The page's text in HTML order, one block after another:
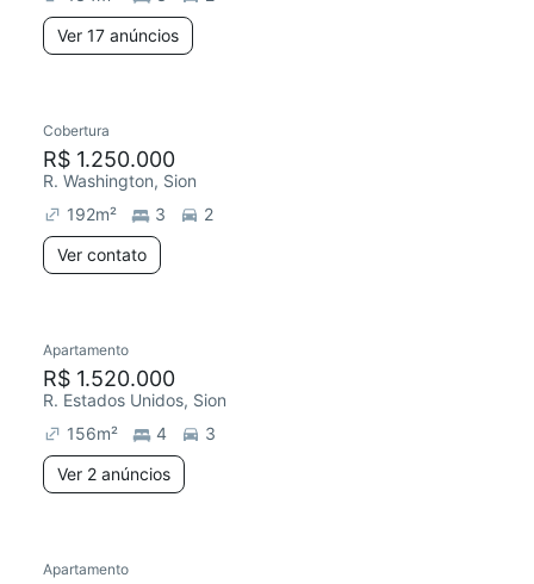
Ver 17 anúncios
Cobertura
R$ 1.250.000
R. Washington, Sion
192m² 3
2
Ver contato
Apartamento
R$ 1.520.000
R. Estados Unidos, Sion
156m² 4
3
Ver 2 anúncios
Apartamento